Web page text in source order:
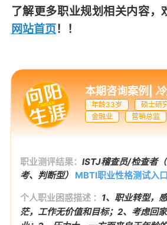
了解更多职业规划相关内容，
网站首页！！
本期咨询案例|
年龄33岁 硕士研
金融业
营销总监
职业测评结果： ISTJ稽查员/检查者
考、判断型）
MBTI职业性格测试入
个人职业困惑描述 ： 1、职业转型，
茫，工作无价值和目标；2、考虑回